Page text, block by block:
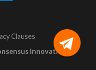
Clauses
Innovation